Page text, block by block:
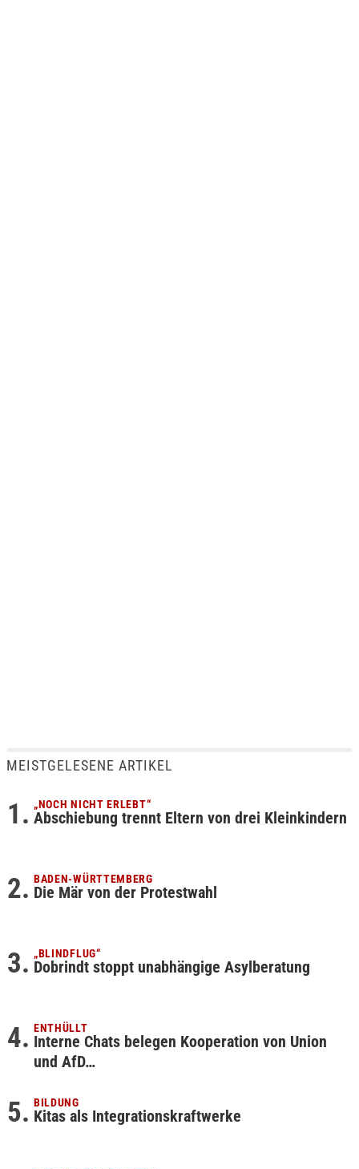
MEISTGELESENE ARTIKEL
„NOCH NICHT ERLEBT“
Abschiebung trennt Eltern von drei Kleinkindern
BADEN-WÜRTTEMBERG
Die Mär von der Protestwahl
„BLINDFLUG“
Dobrindt stoppt unabhängige Asylberatung
ENTHÜLLT
Interne Chats belegen Kooperation von Union
und AfD…
BILDUNG
Kitas als Integrationskraftwerke